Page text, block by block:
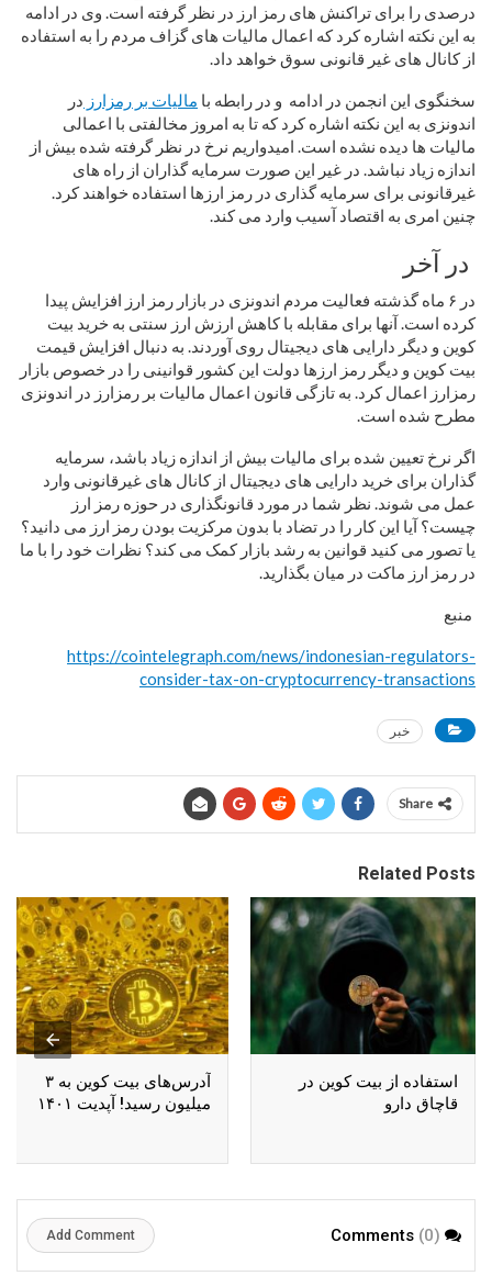
درصدی را برای تراکنش های رمز ارز در نظر گرفته است. وی در ادامه
به این نکته اشاره کرد که اعمال مالیات های گزاف مردم را به استفاده
از کانال های غیر قانونی سوق خواهد داد.
سخنگوی این انجمن در ادامه و در رابطه با مالیات بر رمزارز در
اندونزی به این نکته اشاره کرد که تا به امروز مخالفتی با اعمالی
مالیات ها دیده نشده است. امیدواریم نرخ در نظر گرفته شده بیش از
اندازه زیاد نباشد. در غیر این صورت سرمایه گذاران از راه های
غیرقانونی برای سرمایه گذاری در رمز ارزها استفاده خواهند کرد.
چنین امری به اقتصاد آسیب وارد می کند.
در آخر
در ۶ ماه گذشته فعالیت مردم اندونزی در بازار رمز ارز افزایش پیدا
کرده است. آنها برای مقابله با کاهش ارزش ارز سنتی به خرید بیت
کوین و دیگر دارایی های دیجیتال روی آوردند. به دنبال افزایش قیمت
بیت کوین و دیگر رمز ارزها دولت این کشور قوانینی را در خصوص بازار
رمزارز اعمال کرد. به تازگی قانون اعمال مالیات بر رمزارز در اندونزی
مطرح شده است.
اگر نرخ تعیین شده برای مالیات بیش از اندازه زیاد باشد، سرمایه
گذاران برای خرید دارایی های دیجیتال از کانال های غیرقانونی وارد
عمل می شوند. نظر شما در مورد قانونگذاری در حوزه رمز ارز
چیست؟ آیا این کار را در تضاد با بدون مرکزیت بودن رمز ارز می دانید؟
یا تصور می کنید قوانین به رشد بازار کمک می کند؟ نظرات خود را با ما
در رمز ارز ماکت در میان بگذارید.
منبع
https://cointelegraph.com/news/indonesian-regulators-
consider-tax-on-cryptocurrency-transactions
خبر
Share
Related Posts
استفاده از بیت کوین در
قاچاق دارو
آدرس‌های بیت کوین به ۳
میلیون رسید! آپدیت ۱۴۰۱
(0)
Add Comment